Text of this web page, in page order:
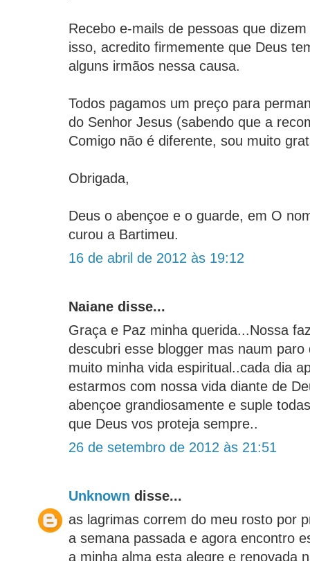
Recebo e-mails de pessoas que
isso, acredito firmemente que Deus
alguns irmãos nessa causa.
Todos pagamos um preço para
do Senhor Jesus (sabendo que a
Comigo não é diferente, sou muito
Obrigada,
Deus o abençoe e o guarde, em O
curou a Bartimeu.
16 de abril de 2012 às 19:12
Naiane disse...
Graça e Paz minha querida...Nossa
descubri esse blogger mas naum
muito minha vida espiritual..cada dia
estarmos com nossa vida diante de
abençoe grandiosamente e suple
que Deus vos proteja sempre..
26 de setembro de 2012 às 21:51
Unknown disse...
as lagrimas correm do meu rosto por
a semana passada e agora encontro
a minha alma esta alegre e renovada